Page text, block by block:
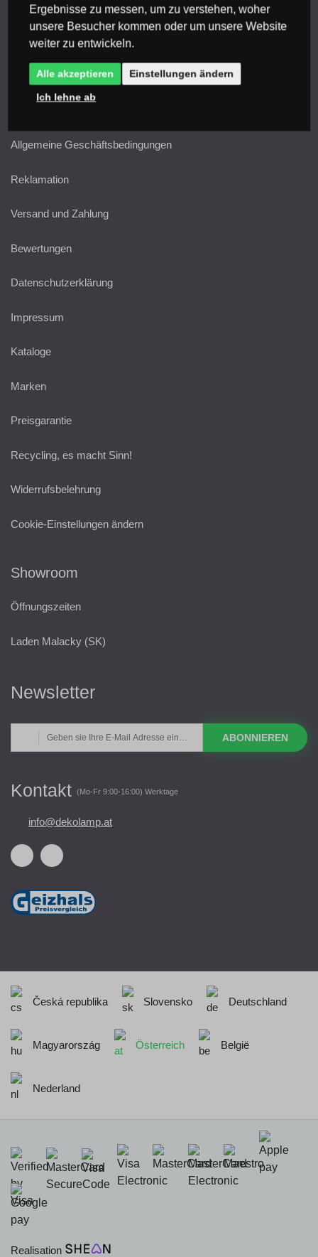
Glossar
Dokumente herunterladen
Allgemeine Geschäftsbedingungen
Reklamation
Versand und Zahlung
Bewertungen
Datenschutzerklärung
Impressum
Kataloge
Marken
Preisgarantie
Recycling, es macht Sinn!
Widerrufsbelehrung
Cookie-Einstellungen ändern
Showroom
Öffnungszeiten
Laden Malacky (SK)
Newsletter
ABONNIEREN
Kontakt (Mo-Fr 9:00-16:00) Werktage
info@dekolamp.at
Česká republika Slovensko Deutschland
Magyarország Österreich België
Nederland
Realisation
Ergebnisse zu messen, um zu verstehen, woher
unsere Besucher kommen oder um unsere Website
weiter zu entwickeln.
Alle akzeptieren Einstellungen ändern
Ich lehne ab